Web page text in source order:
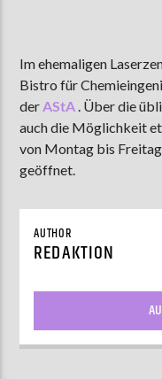
GREATEST HITS
JOCKSTRAP
AKTUELLE SENDUNG
12:00 24:00
Im ehemaligen
Bistro für
derAStA. Über die
auch die Möglichkeit
von Montag bis
geöffnet.
AUTHOR
REDAKTION